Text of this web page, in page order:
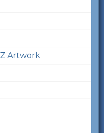
Artwork